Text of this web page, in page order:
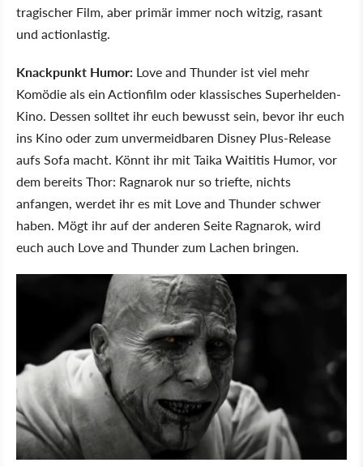
tragischer Film, aber primär immer noch witzig, rasant
und actionlastig.
Knackpunkt Humor: Love and Thunder ist viel mehr
Komödie als ein Actionfilm oder klassisches Superhelden-
Kino. Dessen solltet ihr euch bewusst sein, bevor ihr euch
ins Kino oder zum unvermeidbaren Disney Plus-Release
aufs Sofa macht. Könnt ihr mit Taika Waititis Humor, vor
dem bereits Thor: Ragnarok nur so triefte, nichts
anfangen, werdet ihr es mit Love and Thunder schwer
haben. Mögt ihr auf der anderen Seite Ragnarok, wird
euch auch Love and Thunder zum Lachen bringen.